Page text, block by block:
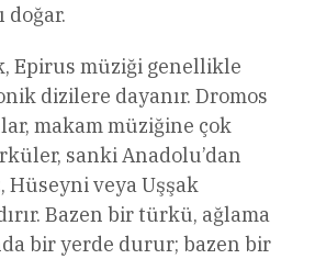
doğar.
Epirus müziği genellikle
dizilere dayanır. Dromos
makam müziğine çok
sanki Anadolu’dan
Hüseyni veya Uşşak
Bazen bir türkü, ağlama
bir yerde durur; bazen bir